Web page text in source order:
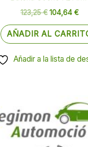
123,25€ 104,64 €
AÑADIR AL
Añadir a la lista de